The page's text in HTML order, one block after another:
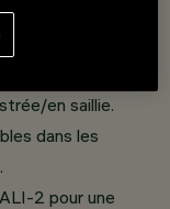
"Push Pull"
au module LED.
en saillie.
dans les
2 pour une